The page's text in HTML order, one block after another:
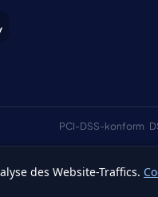
PCI-DSS-konform
des Website-Traffics.